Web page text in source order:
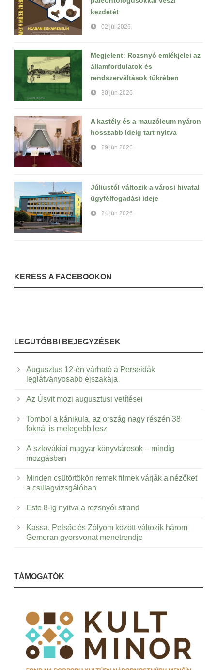
kezdetét
02 júl 2026
Megjelent: Rozsnyó emlékjelei az
államfordulatok és
rendszerváltások tükrében
30 jún 2026
A kastély és a mauzóleum nyáron
hosszabb ideig tart nyitva
29 jún 2026
Júliustól változik a városi hivatal
ügyfélfogadási ideje
24 jún 2026
KERESS A FACEBOOKON
LEGUTÓBBI BEJEGYZÉSEK
Augusztus 12-én várható a Perseidák
leglátványosabb éjszakája
Az Úsvit mozi augusztusi vetítései
Tombol a kánikula, az ország nagy részén 38
foknál is melegebb lesz
A szlovákiai magyar könyvtárosok – mindig
mozgásban
Minden csütörtökön remek filmek várják a nézőket
a csillagvizsgálóban
Este 8-ig nyitva a rozsnyói strand
Kassa, Pelsőc és Zólyom között változik három
Gemeran gyorsvonat menetrendje
TÁMOGATÓK